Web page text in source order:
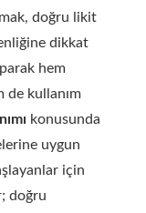
doğru likit
dikkat
hem
de kullanım
konusunda
uygun
için
doğru